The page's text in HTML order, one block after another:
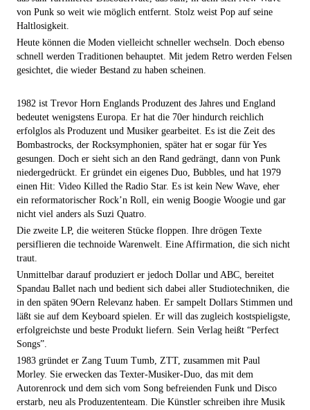
von Punk so weit wie möglich entfernt. Stolz weist Pop auf seine
Haltlosigkeit.
Heute können die Moden vielleicht schneller wechseln. Doch ebenso
schnell werden Traditionen behauptet. Mit jedem Retro werden Felsen
gesichtet, die wieder Bestand zu haben scheinen.
1982 ist Trevor Horn Englands Produzent des Jahres und England
bedeutet wenigstens Europa. Er hat die 70er hindurch reichlich
erfolglos als Produzent und Musiker gearbeitet. Es ist die Zeit des
Bombastrocks, der Rocksymphonien, später hat er sogar für Yes
gesungen. Doch er sieht sich an den Rand gedrängt, dann von Punk
niedergedrückt. Er gründet ein eigenes Duo, Bubbles, und hat 1979
einen Hit: Video Killed the Radio Star. Es ist kein New Wave, eher
ein reformatorischer Rock’n Roll, ein wenig Boogie Woogie und gar
nicht viel anders als Suzi Quatro.
Die zweite LP, die weiteren Stücke floppen. Ihre drögen Texte
persiflieren die technoide Warenwelt. Eine Affirmation, die sich nicht
traut.
Unmittelbar darauf produziert er jedoch Dollar und ABC, bereitet
Spandau Ballet nach und bedient sich dabei aller Studiotechniken, die
in den späten 9Oern Relevanz haben. Er sampelt Dollars Stimmen und
läßt sie auf dem Keyboard spielen. Er will das zugleich kostspieligste,
erfolgreichste und beste Produkt liefern. Sein Verlag heißt “Perfect
Songs”.
1983 gründet er Zang Tuum Tumb, ZTT, zusammen mit Paul
Morley. Sie erwecken das Texter-Musiker-Duo, das mit dem
Autorenrock und dem sich vom Song befreienden Funk und Disco
erstarb, neu als Produzententeam. Die Künstler schreiben ihre Musik